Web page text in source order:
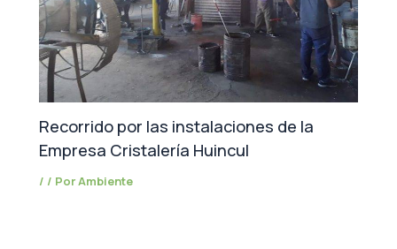
Recorrido por las instalaciones de la
Empresa Cristalería Huincul
/ / PorAmbiente